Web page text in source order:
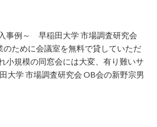
事例～ 早稲田大学 市場調査研究会
のために会議室を無料で貸していただ
小規模の同窓会には大変、有り難いサ
大学 市場調査研究会 OB会の新野宗男